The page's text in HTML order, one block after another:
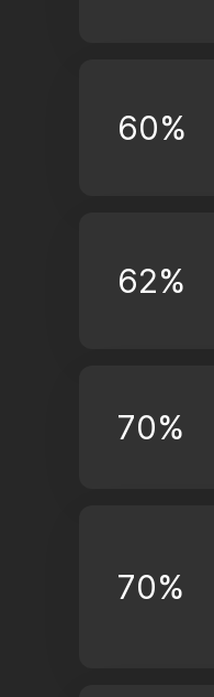
60%
62%
70%
70%